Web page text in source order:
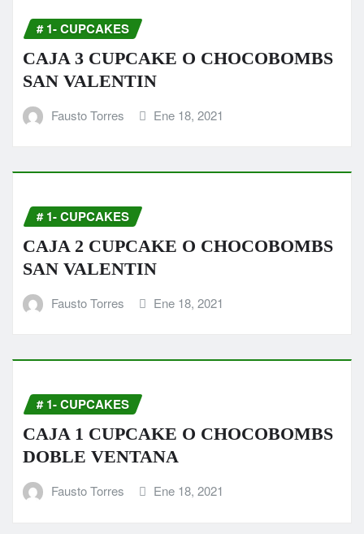
# 1- CUPCAKES
CAJA 3 CUPCAKE O CHOCOBOMBS
SAN VALENTIN
Fausto Torres Ene 18, 2021
# 1- CUPCAKES
CAJA 2 CUPCAKE O CHOCOBOMBS
SAN VALENTIN
Fausto Torres Ene 18, 2021
# 1- CUPCAKES
CAJA 1 CUPCAKE O CHOCOBOMBS
DOBLE VENTANA
Fausto Torres Ene 18, 2021